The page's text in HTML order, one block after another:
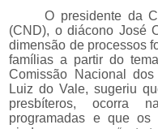
O presidente da
(CND), o diácono José
dimensão de processos
famílias a partir do
Comissão Nacional
Luiz do Vale, sugeriu
presbíteros, ocorra
programadas e que os